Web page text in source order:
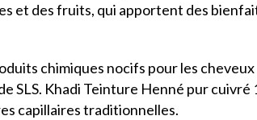
et des fruits, qui apportent des
chimiques nocifs pour les cheveux
SLS. Khadi Teinture Henné pur cuivré
capillaires traditionnelles.